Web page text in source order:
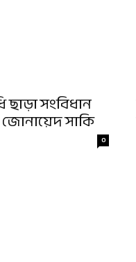
ছাড়া সংবিধান
সাকি
0